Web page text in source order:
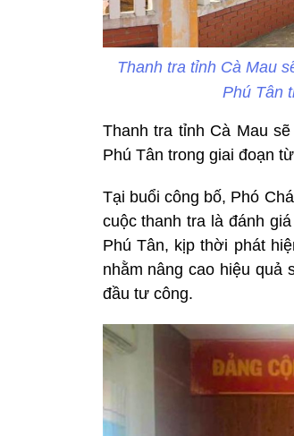
Thanh tra tỉnh Cà Mau
Phú Tân
Thanh tra tỉnh Cà Mau
Phú Tân trong giai đoạn
Tại buổi công bố, Phó
cuộc thanh tra là đánh
Phú Tân, kịp thời phát
nhằm nâng cao hiệu
đầu tư công.